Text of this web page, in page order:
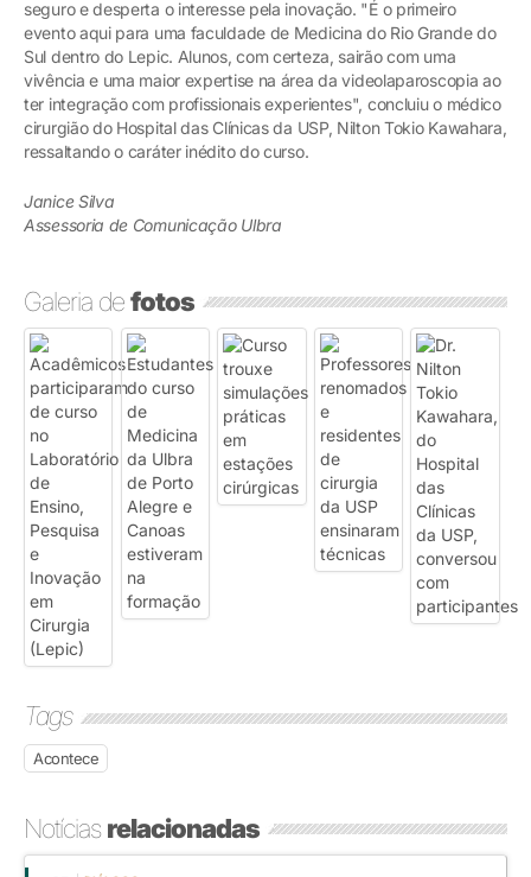
seguro e desperta o interesse pela inovação. "É o primeiro
evento aqui para uma faculdade de Medicina do Rio Grande do
Sul dentro do Lepic. Alunos, com certeza, sairão com uma
vivência e uma maior expertise na área da videolaparoscopia ao
ter integração com profissionais experientes", concluiu o médico
cirurgião do Hospital das Clínicas da USP, Nilton Tokio Kawahara,
ressaltando o caráter inédito do curso.
Janice Silva
Assessoria de Comunicação Ulbra
Galeria defotos
Tags
Acontece
Notíciasrelacionadas